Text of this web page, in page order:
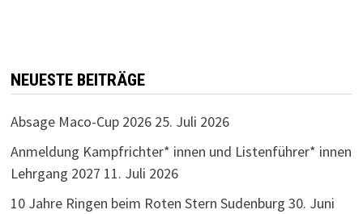
NEUESTE BEITRÄGE
Absage Maco-Cup 2026 25. Juli 2026
Anmeldung Kampfrichter* innen und Listenführer* innen
Lehrgang 2027 11. Juli 2026
10 Jahre Ringen beim Roten Stern Sudenburg 30. Juni